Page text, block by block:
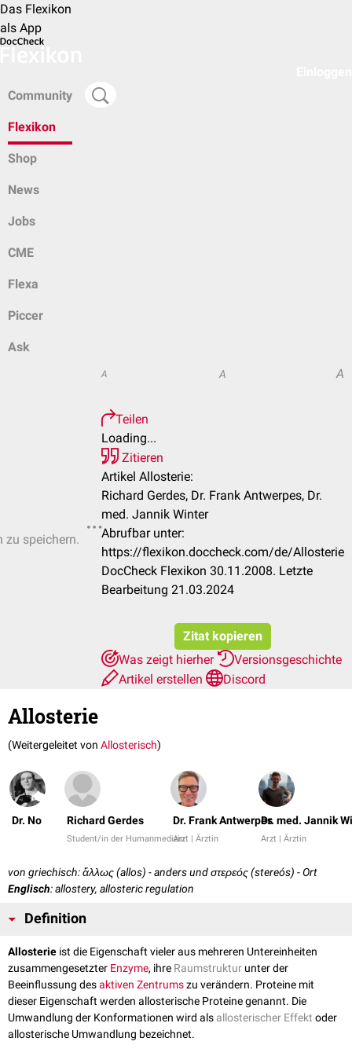
Das Flexikon
als App
Community
Flexikon
Shop
News
Jobs
CME
Flexa
Piccer
Ask
zu speichern.
A A A
Teilen
Loading...
Zitieren
Artikel Allosterie:
Richard Gerdes, Dr. Frank Antwerpes, Dr.
med. Jannik Winter
Abrufbar unter:
https://flexikon.doccheck.com/de/Allosterie
DocCheck Flexikon 30.11.2008. Letzte
Bearbeitung 21.03.2024
Zitat kopieren
Was zeigt hierher
Versionsgeschichte
Artikel erstellen
Discord
Allosterie
(Weitergeleitet von Allosterisch)
Dr. No Richard Gerdes
Student/in der Humanmedizin
Dr. Frank Antwerpes
Arzt | Ärztin
Dr. med. Jannik
Arzt | Ärztin
von griechisch: ἄλλως (allos) - anders und στερεός (stereós) - Ort
Englisch: allostery, allosteric regulation
Definition
Allosterie ist die Eigenschaft vieler aus mehreren Untereinheiten
zusammengesetzter Enzyme, ihre Raumstruktur unter der
Beeinflussung desaktiven Zentrumszu verändern. Proteine mit
dieser Eigenschaft werden allosterische Proteine genannt. Die
Umwandlung der Konformationen wird als allosterischer Effekt oder
allosterische Umwandlung bezeichnet.